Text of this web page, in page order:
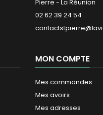
Pierre - La Réunion
02 62 39 24 54
MON COMPTE
Mes commandes
Mes avoirs
Mes adresses